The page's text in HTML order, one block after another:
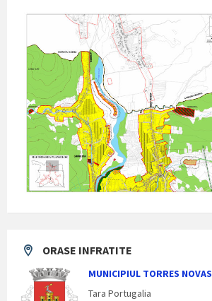
ORASE INFRATITE
MUNICIPIUL TORRES NOVAS
Tara Portugalia